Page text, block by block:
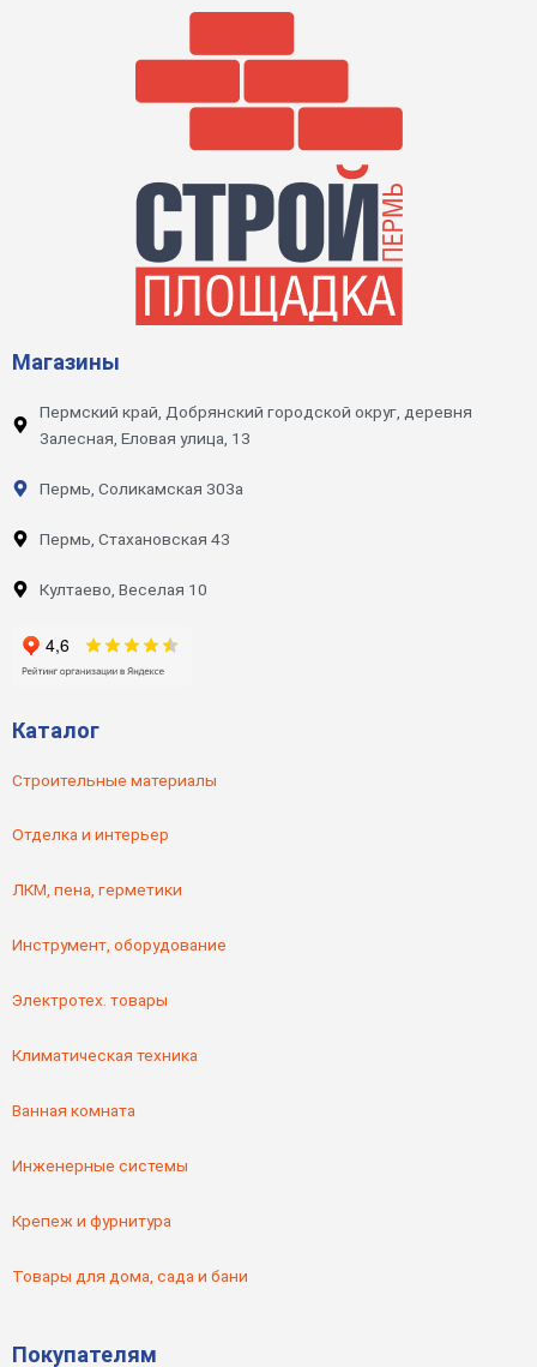
Магазины
Пермский край, Добрянский городской округ, деревня
Залесная, Еловая улица, 13
Пермь, Соликамская 303а
Пермь, Стахановская 43
Култаево, Веселая 10
Каталог
Строительные материалы
Отделка и интерьер
ЛКМ, пена, герметики
Инструмент, оборудование
Электротех. товары
Климатическая техника
Ванная комната
Инженерные системы
Крепеж и фурнитура
Товары для дома, сада и бани
Покупателям